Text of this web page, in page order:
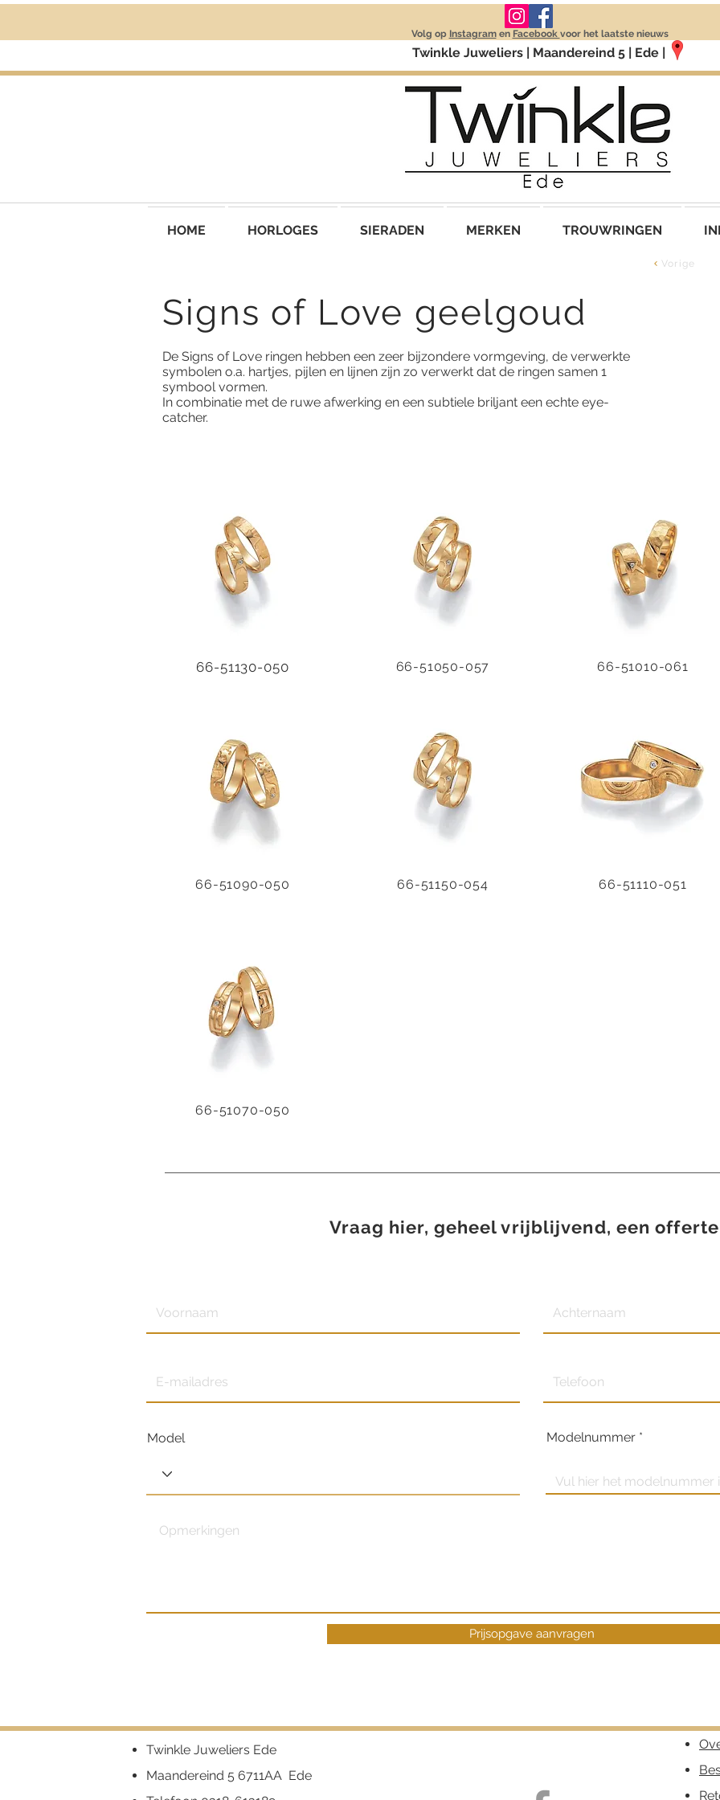
Volg op Instagramen Facebook voor het laatste nieuws
Twinkle Juweliers | Maandereind 5 | Ede |
HOME HORLOGES SIERADEN MERKEN TROUWRINGEN
Vorige
Signs of Love geelgoud
De Signs of Love ringen hebben een zeer bijzondere vormgeving, de verwerkte
symbolen o.a. hartjes, pijlen en lijnen zijn zo verwerkt dat de ringen samen 1
symbool vormen.
In combinatie met de ruwe afwerking en een subtiele briljant een echte eye-
catcher.
66-51130-050
66-51090-050
66-51050-057
66-51150-054
66-51010-061
66-51110-051
66-51070-050
Vraag hier, geheel vrijblijvend, een
Model Modelnummer
Prijsopgave aanvragen
Twinkle Juweliers Ede
Maandereind 5 6711AA Ede